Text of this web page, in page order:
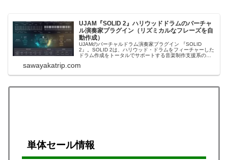
UJAM『SOLID 2』ハリウッドドラムのバーチャ
ル演奏家プラグイン（リズミカルなフレーズを自
動作成）
UJAMのバーチャルドラム演奏家プラグイン 『SOLID
2』。SOLID 2は、ハリウッド・ドラムをフィーチャーした
ドラム作成をトータルでサポートする音楽制作支援系のバ
UJAM「SOLID 2」ざっと見サウンドデモ（38秒）：UJAM
sawayakatrip.com
単体セール情報